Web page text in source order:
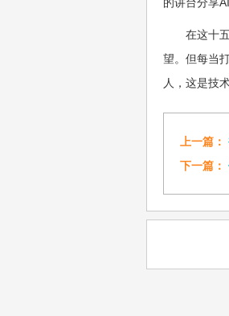
在这十
望。但每当
人，这是技
上一篇：
下一篇：